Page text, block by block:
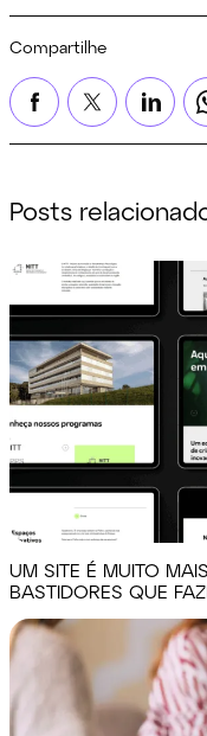
Compartilhe
Posts
UM SITE É MUITO
BASTIDORES QUE